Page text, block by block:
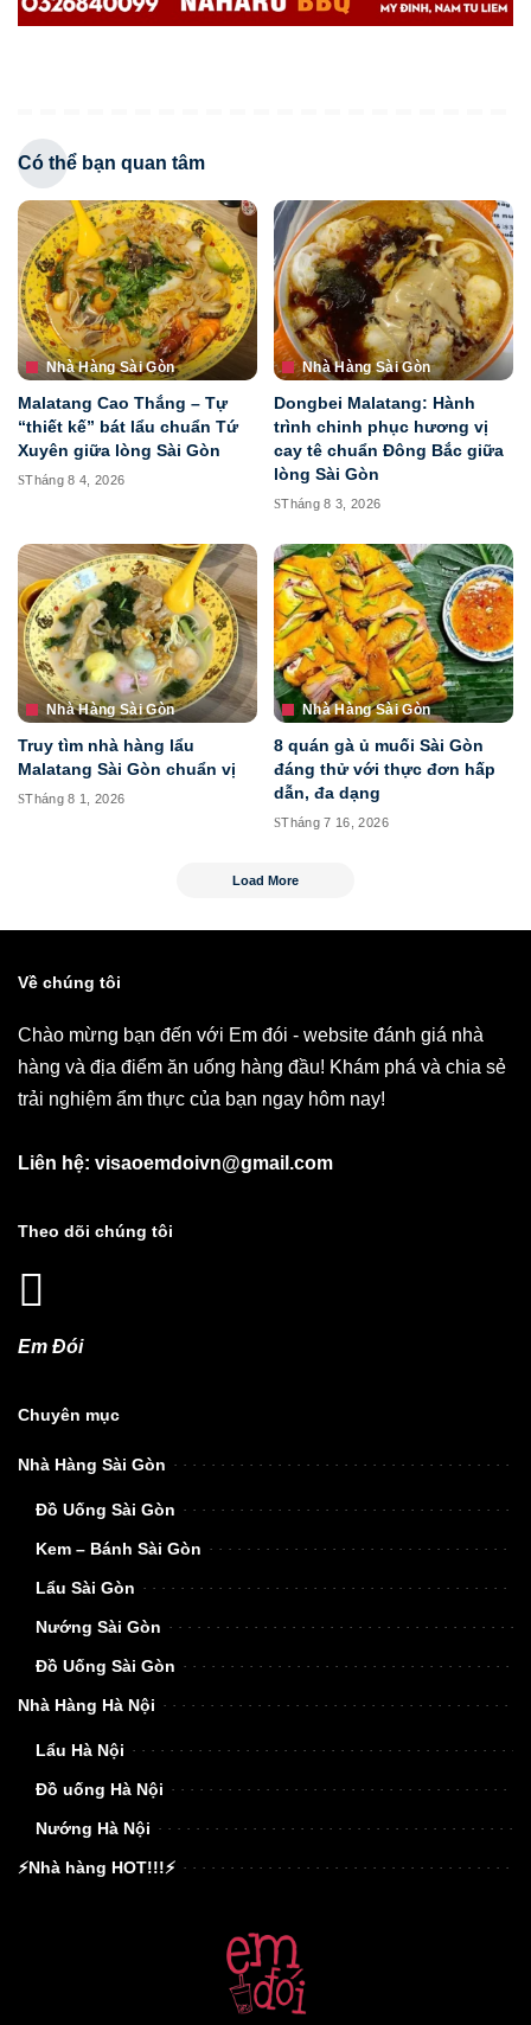
Có thể bạn quan tâm
Nhà Hàng Sài Gòn
Malatang Cao Thắng – Tự
“thiết kế” bát lẩu chuẩn Tứ
Xuyên giữa lòng Sài Gòn
Tháng 8 4, 2026
Nhà Hàng Sài Gòn
Dongbei Malatang: Hành
trình chinh phục hương vị
cay tê chuẩn Đông Bắc giữa
lòng Sài Gòn
Tháng 8 3, 2026
Nhà Hàng Sài Gòn
Truy tìm nhà hàng lẩu
Malatang Sài Gòn chuẩn vị
Tháng 8 1, 2026
Nhà Hàng Sài Gòn
8 quán gà ủ muối Sài Gòn
đáng thử với thực đơn hấp
dẫn, đa dạng
Tháng 7 16, 2026
Load More
Về chúng tôi
Chào mừng bạn đến với Em đói - website đánh giá nhà
hàng và địa điểm ăn uống hàng đầu! Khám phá và chia sẻ
trải nghiệm ẩm thực của bạn ngay hôm nay!
Liên hệ: visaoemdoivn@gmail.com
Theo dõi chúng tôi
Em Đói
Chuyên mục
Nhà Hàng Sài Gòn
Đồ Uống Sài Gòn
Kem – Bánh Sài Gòn
Lẩu Sài Gòn
Nướng Sài Gòn
Đồ Uống Sài Gòn
Nhà Hàng Hà Nội
Lẩu Hà Nội
Đồ uống Hà Nội
Nướng Hà Nội
⚡Nhà hàng HOT!!!⚡